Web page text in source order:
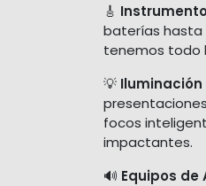
🎸
baterías hasta
tenemos todo
💡
focos
impactantes.
🔊 Equipos de